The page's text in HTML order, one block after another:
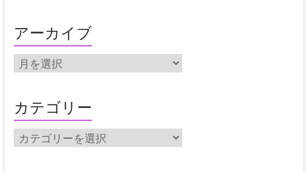
アーカイブ
ア
ー
イ
ブ
カテゴリー
カ
テ